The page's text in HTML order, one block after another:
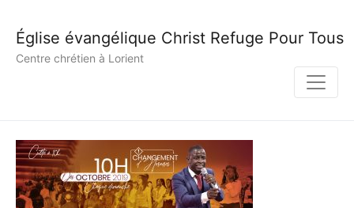
Église évangélique Christ Refuge Pour Tous
Centre chrétien à Lorient